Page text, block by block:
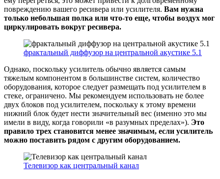
повреждению вашего ресивера или усилителя. Вам нужна
только небольшая полка или что-то еще, чтобы воздух мог
циркулировать вокруг ресивера.
фрактальный диффузор на центральной акустике 5.1
Однако, поскольку усилитель обычно является самым
тяжелым компонентом в большинстве систем, количество
оборудования, которое следует размещать под усилителем в
стеке, ограничено. Мы рекомендуем использовать не более
двух блоков под усилителем, поскольку к этому времени
нижний блок будет нести значительный вес (именно это мы
имели в виду, когда говорили «в разумных пределах»). Это
правило трех становится менее значимым, если усилитель
можно поставить рядом с другим оборудованием.
Телевизор как центральный канал